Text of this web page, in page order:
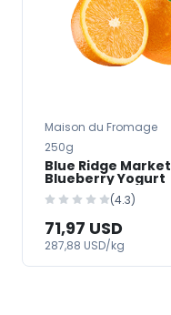
Maison du Fromage
250g
Blue Ridge Market
Blueberry Yogurt
(4.3)
71,97 USD
287,88 USD/kg